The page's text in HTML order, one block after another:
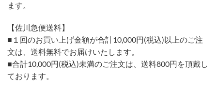
ます。
【佐川急便送料】
■１回のお買い上げ金額が合計10,000円(税込)以上のご注
文は、送料無料でお届けいたします。
■合計10,000円(税込)未満のご注文は、送料800円を頂戴し
ております。